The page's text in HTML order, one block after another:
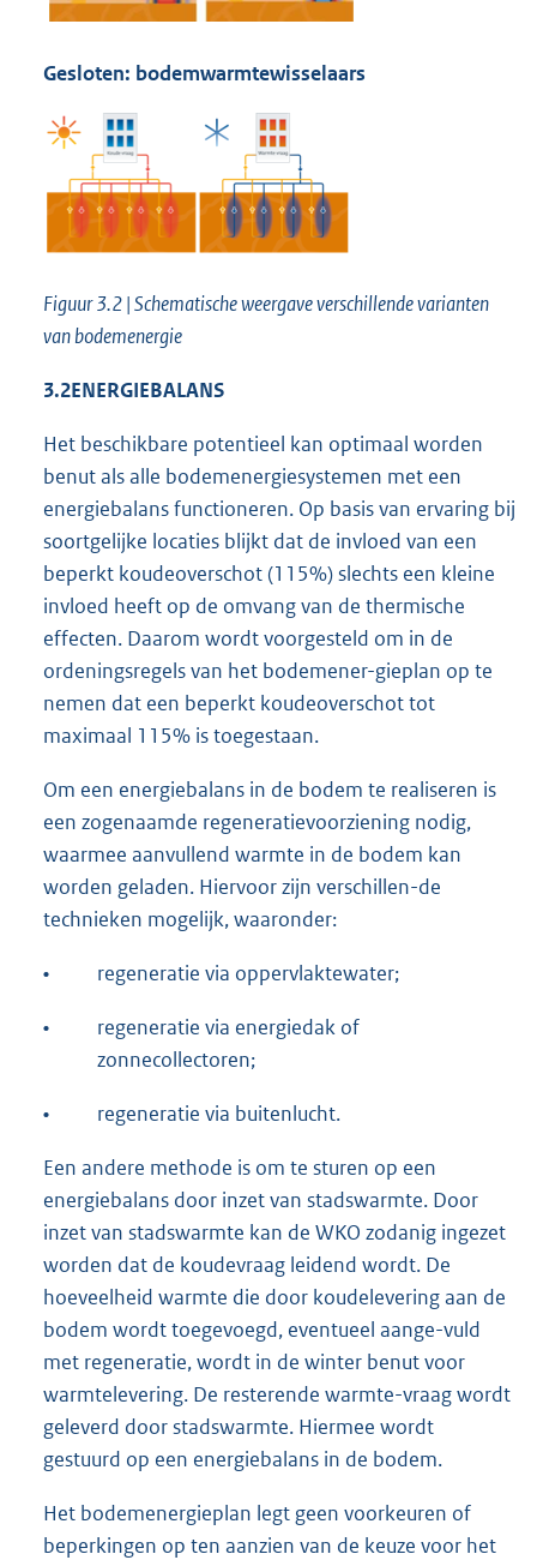
Gesloten: bodemwarmtewisselaars
Figuur 3.2 | Schematische weergave verschillende varianten
van bodemenergie
3.2ENERGIEBALANS
Het beschikbare potentieel kan optimaal worden
benut als alle bodemenergiesystemen met een
energiebalans functioneren. Op basis van ervaring bij
soortgelijke locaties blijkt dat de invloed van een
beperkt koudeoverschot (115%) slechts een kleine
invloed heeft op de omvang van de thermische
effecten. Daarom wordt voorgesteld om in de
ordeningsregels van het bodemener-gieplan op te
nemen dat een beperkt koudeoverschot tot
maximaal 115% is toegestaan.
Om een energiebalans in de bodem te realiseren is
een zogenaamde regeneratievoorziening nodig,
waarmee aanvullend warmte in de bodem kan
worden geladen. Hiervoor zijn verschillen-de
technieken mogelijk, waaronder:
• regeneratie via oppervlaktewater;
•
regeneratie via energiedak of
zonnecollectoren;
• regeneratie via buitenlucht.
Een andere methode is om te sturen op een
energiebalans door inzet van stadswarmte. Door
inzet van stadswarmte kan de WKO zodanig ingezet
worden dat de koudevraag leidend wordt. De
hoeveelheid warmte die door koudelevering aan de
bodem wordt toegevoegd, eventueel aange-vuld
met regeneratie, wordt in de winter benut voor
warmtelevering. De resterende warmte-vraag wordt
geleverd door stadswarmte. Hiermee wordt
gestuurd op een energiebalans in de bodem.
Het bodemenergieplan legt geen voorkeuren of
beperkingen op ten aanzien van de keuze voor het